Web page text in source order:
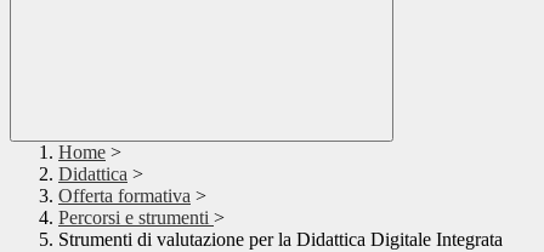
Home >
Didattica >
Offerta formativa >
Percorsi e strumenti >
Strumenti di valutazione per la Didattica Digitale Integrata